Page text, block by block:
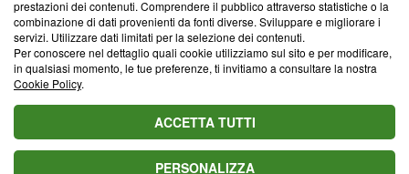
Cookie Policy
Blasting SA, IDI CHE-247.845.224, Via Carlo Frasca, 3 - 6900
Lugano (Svizzera) Tel:+39 0690258937
© 2026 Blasting News
prestazioni dei contenuti. Comprendere il pubblico attraverso statistiche o la
combinazione di dati provenienti da fonti diverse. Sviluppare e migliorare i
servizi. Utilizzare dati limitati per la selezione dei contenuti.
Per conoscere nel dettaglio quali cookie utilizziamo sul sito e per modificare,
in qualsiasi momento, le tue preferenze, ti invitiamo a consultare la nostra
Cookie Policy.
ACCETTA TUTTI
PERSONALIZZA